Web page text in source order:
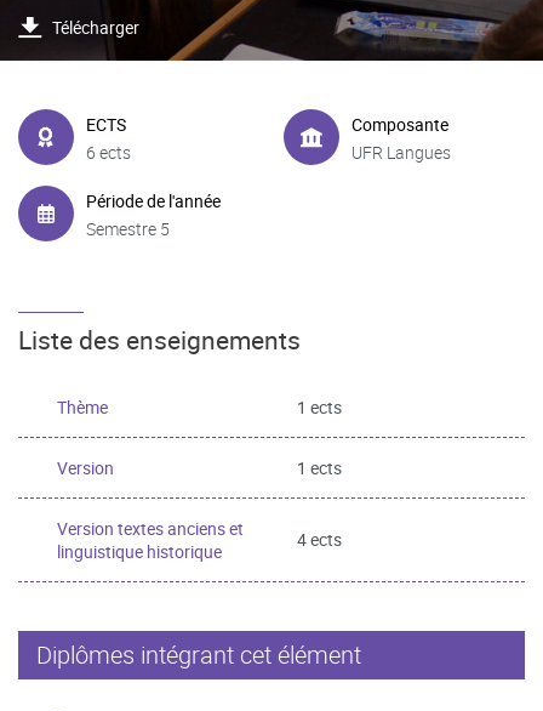
Télécharger
ECTS
6 ects
Composante
UFR Langues
Période de l'année
Semestre 5
Liste des enseignements
Thème 1 ects
Version 1 ects
Version textes anciens et
linguistique historique
4 ects
Diplômes intégrant cet élément